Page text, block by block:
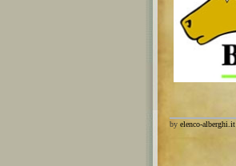
by elenco-alberghi.it